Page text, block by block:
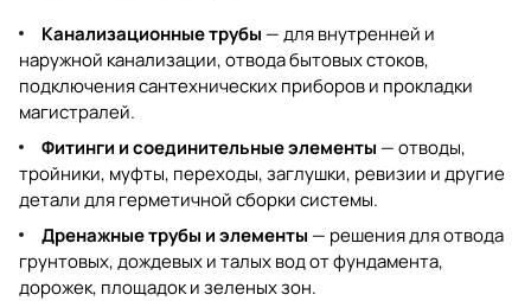
Канализационные трубы — для внутренней и
наружной канализации, отвода бытовых стоков,
подключения сантехнических приборов и прокладки
магистралей.
Фитинги и соединительные элементы — отводы,
тройники, муфты, переходы, заглушки, ревизии и другие
детали для герметичной сборки системы.
Дренажные трубы и элементы — решения для отвода
грунтовых, дождевых и талых вод от фундамента,
дорожек, площадок и зеленых зон.